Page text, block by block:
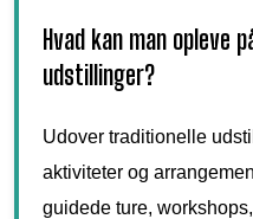
Hvad kan man opleve
udstillinger?
Udover traditionelle
aktiviteter og
guidede ture,